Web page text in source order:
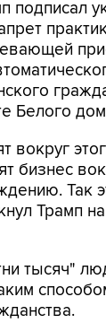
подписал
Белого
вокруг
бизнес
Так
Трамп
тысяч"